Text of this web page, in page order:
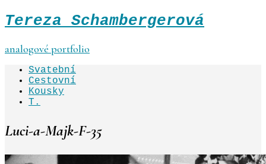
Tereza Schambergerová
analogové portfolio
Svatební
Cestovní
Kousky
T.
Luci-a-Majk-F-35